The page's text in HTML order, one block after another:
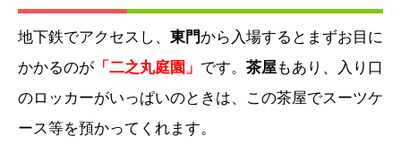
地下鉄でアクセスし、 東門から入場するとまずお目に
かかるのが 「二之丸庭園」 です。 茶屋もあり、入り口
のロッカーがいっぱいのときは、この茶屋でスーツケ
ース等を預かってくれます。